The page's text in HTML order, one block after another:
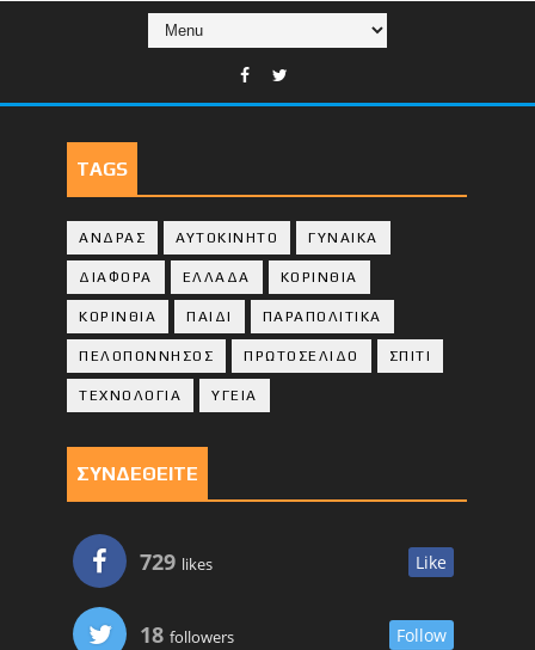
TAGS
ΑΝΔΡΑΣ ΑΥΤΟΚΙΝΗΤΟ ΓΥΝΑΙΚΑ
ΔΙΑΦΟΡΑ ΕΛΛΑΔΑ ΚΟΡΙΝΘΙΑ
ΚΟΡΙΝΘΙA ΠΑΙΔΙ ΠΑΡΑΠΟΛΙΤΙΚΑ
ΠΕΛΟΠΟΝΝΗΣΟΣ ΠΡΩΤΟΣΕΛΙΔΟ ΣΠΙΤΙ
ΤΕΧΝΟΛΟΓΙΑ ΥΓΕΙΑ
ΣΥΝΔΕΘΕΙΤΕ
729 likes Like
18 followers Follow